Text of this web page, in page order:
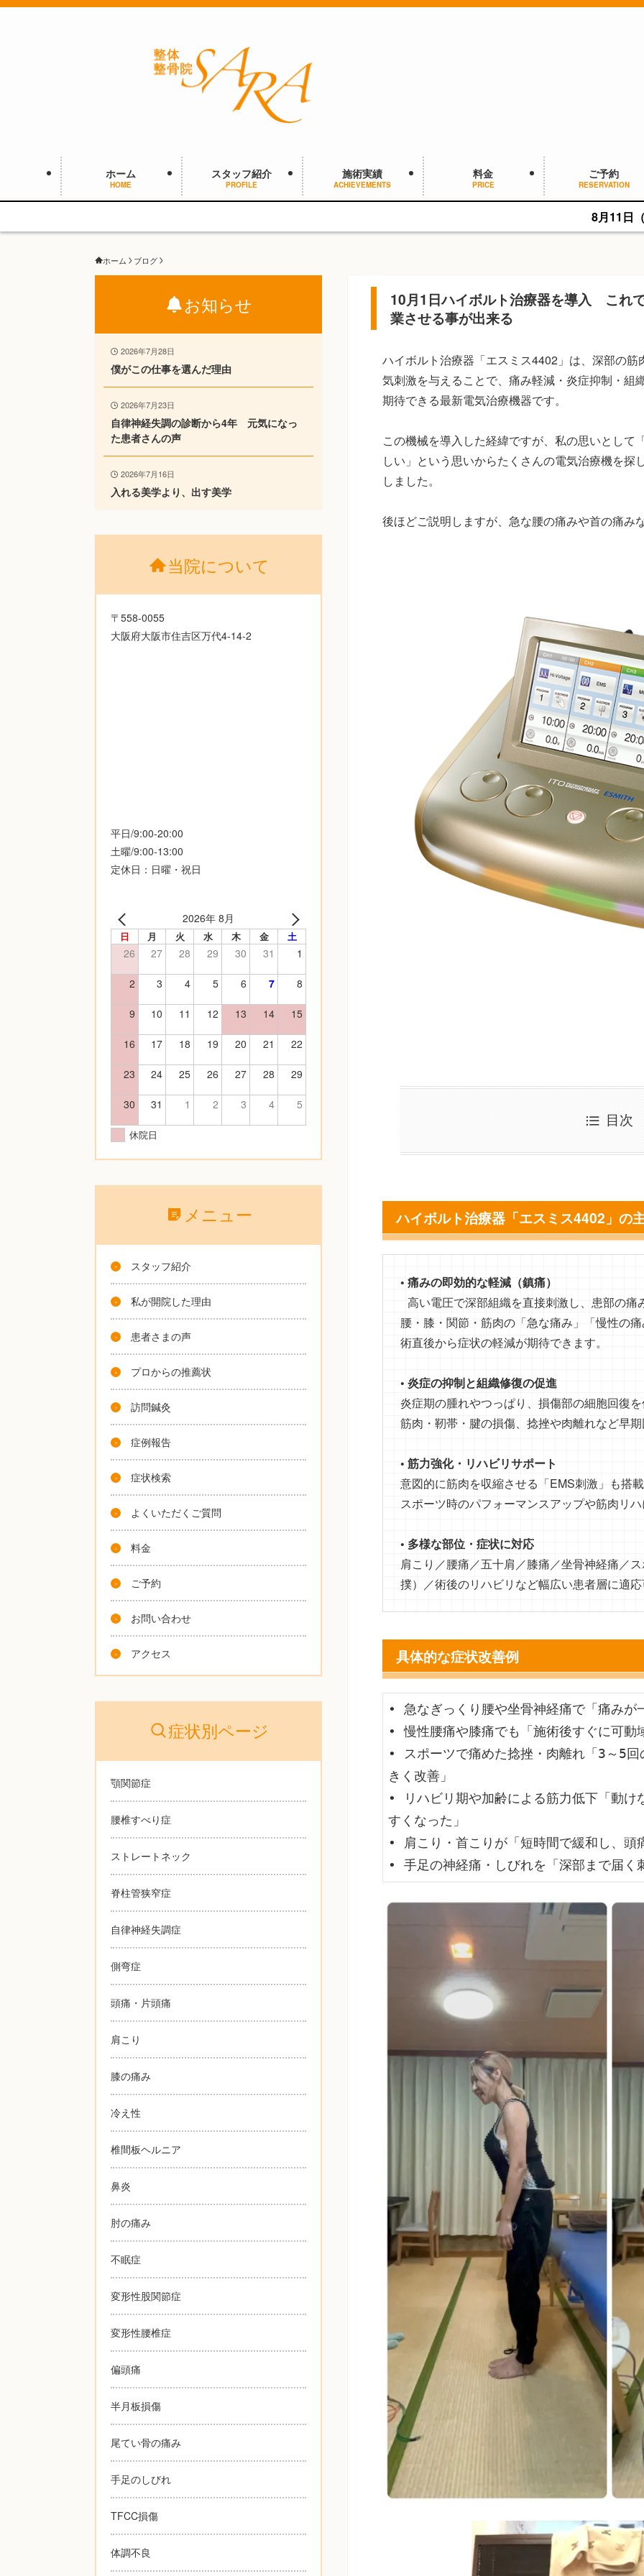
ホーム
HOME
スタッフ紹介
PROFILE
施術実績
ACHIEVEMENTS
料金
PRICE
ご予約
RESERVATION
8月11日（火・祝）は
ホーム ブログ
10月1日ハイボルト治療器を導入 これ
業させる事が出来る
ハイボルト治療器「エスミス4402」は、深部の
気刺激を与えることで、痛み軽減・炎症抑制・組
期待できる最新電気治療機器です。
この機械を導入した経緯ですが、私の思いとして
しい」という思いからたくさんの電気治療機を探
しました。
後ほどご説明しますが、急な腰の痛みや首の痛み
目次
ハイボルト治療器「エスミス4402」の
• 痛みの即効的な軽減（鎮痛）
高い電圧で深部組織を直接刺激し、患部の
腰・膝・関節・筋肉の「急な痛み」「慢性の
術直後から症状の軽減が期待できます。
• 炎症の抑制と組織修復の促進
炎症期の腫れやつっぱり、損傷部の細胞回復
筋肉・靭帯・腱の損傷、捻挫や肉離れなど早
• 筋力強化・リハビリサポート
意図的に筋肉を収縮させる「EMS刺激」も搭
スポーツ時のパフォーマンスアップや筋肉リ
• 多様な部位・症状に対応
肩こり／腰痛／五十肩／膝痛／坐骨神経痛／
撲）／術後のリハビリなど幅広い患者層に適
具体的な症状改善例
• 急なぎっくり腰や坐骨神経痛で「痛みが
• 慢性腰痛や膝痛でも「施術後すぐに可動
• スポーツで痛めた捻挫・肉離れ「3～5
きく改善」
• リハビリ期や加齢による筋力低下「動け
すくなった」
• 肩こり・首こりが「短時間で緩和し、頭
• 手足の神経痛・しびれを「深部まで届く
お知らせ
2026年7月28日
僕がこの仕事を選んだ理由
2026年7月23日
自律神経失調の診断から4年 元気になっ
た患者さんの声
2026年7月16日
入れる美学より、出す美学
当院について
〒558-0055
大阪府大阪市住吉区万代4-14-2
平日/9:00-20:00
土曜/9:00-13:00
定休日：日曜・祝日
2026年 8月
日 月 火 水 木 金 土
26 27 28 29 30 31 1
2 3 4 5 6 7 8
9 10 11 12 13 14 15
16 17 18 19 20 21 22
23 24 25 26 27 28 29
30 31 1 2 3 4 5
休院日
メニュー
スタッフ紹介
私が開院した理由
患者さまの声
プロからの推薦状
訪問鍼灸
症例報告
症状検索
よくいただくご質問
料金
ご予約
お問い合わせ
アクセス
症状別ページ
顎関節症
腰椎すべり症
ストレートネック
脊柱管狭窄症
自律神経失調症
側弯症
頭痛・片頭痛
肩こり
膝の痛み
冷え性
椎間板ヘルニア
鼻炎
肘の痛み
不眠症
変形性股関節症
変形性腰椎症
偏頭痛
半月板損傷
尾てい骨の痛み
手足のしびれ
TFCC損傷
体調不良